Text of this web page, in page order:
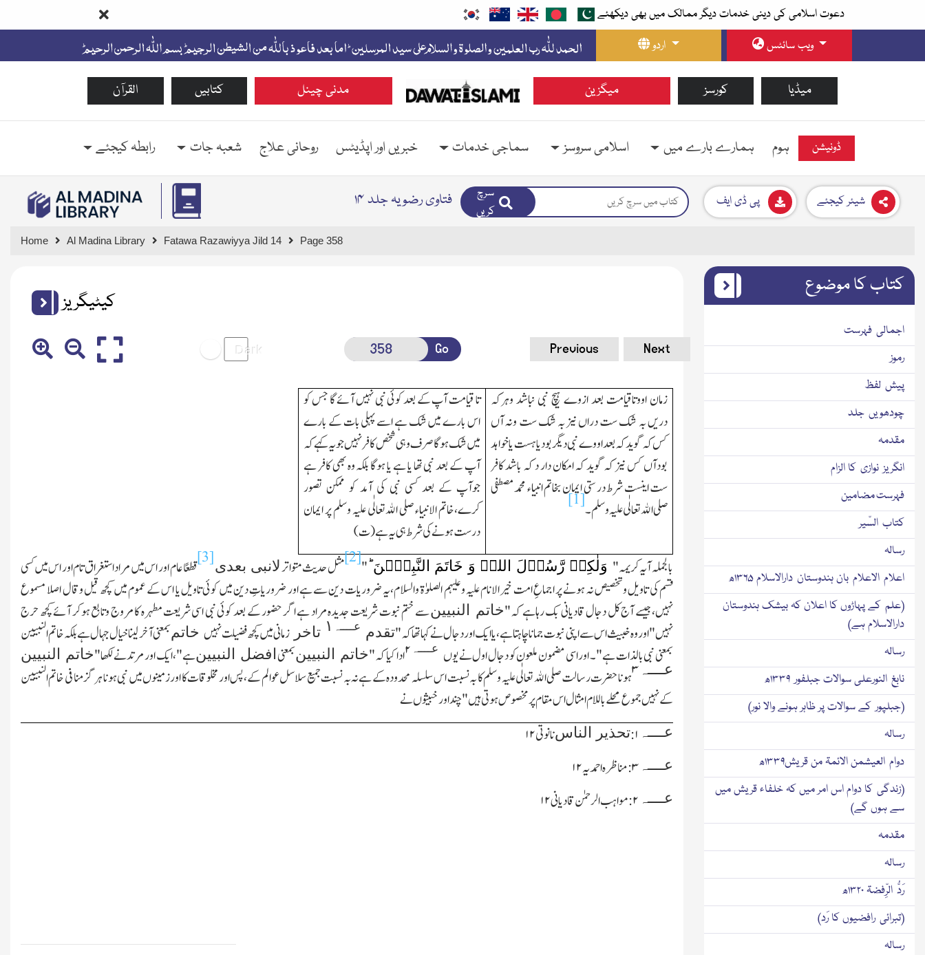
دعوت اسلامی کی دینی خدمات دیگر ممالک میں بھی دیکھئے
اردو
ویب سائٹس
القرآن کتابیں مدنی چینل میگزین کورسز میڈیا
ہوم ہمارے بارے میں اسلامی سروسز سماجی خدمات خبریں اور اپڈیٹس روحانی علاج شعبہ جات رابطہ کیجئے ڈونیشن
فتاوی رضویہ جلد ۱۴
سرچ
کریں
پی ڈی ایف شیئر کیجئے
Home Al Madina Library Fatawa Razawiyya Jild 14 Page 358
کیٹیگریز
Go Previous Next
زمان اووتاقیامت بعد ازوے ہیچ نبی نباشد وہرکہ
دریں بہ شك ست دراں نیز بہ شك ست ونہ آں
کس کہ گوید کہ بعد اووے نبی دیگر بودیا ہست یا خواہد
بودآں کس نیز کہ گوید کہ امکان دار د کہ باشد کافر
ست اینست شرط در ستی ایمان بخاتم انبیاء محمد مصطفی
صلی اﷲ تعالٰی علیہ وسلم۔[1]
تا قیامت آپ کے بعد کوئی نبی نہیں آئے گا جس کو
اس بارے میں شك ہے اسے پہلی بات کے بارے
میں شك ہوگا صرف وہی شخص کافر نہیں جو یہ کہے کہ
آپ کے بعد نبی تھا یا ہے یا ہوگا بلکہ وہ بھی کافر ہے
جوآپ کے بعد کسی نبی کی آمد کو ممکن تصور
کرے،خاتم الانبیاء صلی اﷲتعالٰی علیہ وسلم پر ایمان
درست ہونے کی شرط ہی یہ ہے(ت)
بالجملہ آیہ کریمہ" وَلٰکِنۡ رَّسُوۡلَ اللہِ وَ خَاتَمَ النَّبِیّٖنَ ؕ"
[2]مثل حدیث متواترلانبی بعدی[3]قطعًا عام اور اس میں مراد استغراق تام اور اس میں کسی
قسم کی تاویل وتخصیص نہ ہونے پر اجماعِ امت خیرالانام علیہ وعلیہم الصلوٰۃ والسلام،یہ ضروریات دین سے ہے اور ضروریاتِ دین میں کوئی تاویل یا اس کے عموم میں کچھ قیل وقال اصلا مسموع
نہیں،جیسے آج کل دجال قادیانی بك رہاہے کہ"خاتم النبیینسے ختم نبوت شریعت جدیدہ مراد ہے اگر حضور کے بعد کوئی نبی اسی شریعت مطہرہ کا مروج وتابع ہوکر آئے کچھ حرج
نہیں"اور وہ خبیث اس سے اپنی نبوت جمانا چاہتا ہے،یا ایك اور دجال نے کہا تھا کہ"تقدم عــــہ ۱ تاخر زمانی میں کچھ فضیلت نہیں خاتمبمعنی آخر لیناخیال جہال ہے بلکہ خاتم النبیین
بمعنی نبی بالذات ہے"۔ اور اسی مضمون ملعون کو دجال اول نے یوں عــــہ ۲ادا کیا کہ"خاتم النبیینبمعنیافضل النبیینہے"،ایك اور مرتدنے لکھا"خاتم النبیین
عــــہ ۳ہونا حضرت رسالت صلی اﷲ تعالٰی علیہ وسلم کا بہ نسبت اس سلسلہ محدودہ کے ہے نہ بہ نسبت جمیع سلاسل عوالم کے،پس اور مخلوقات کا اورزمینوں میں نبی ہونا ہرگز منافی خاتم النبیین
کے نہیں جموع محلے باللام امثال اس مقام پر مخصوص ہوتی ہیں"چند اور خبیثوں نے
عــــہ ۱: تحذیر الناسنانوتی۱۲
عــــہ ۳:مناظرہ احمدیہ ۱۲
عــــہ ۲:مواہب الرحمٰن قادیانی ۱۲
کتاب کا موضوع
اجمالی فہرست
رموز
پیش لفظ
چودھویں جلد
مقدمہ
انگریز نوازی کا الزام
فہرست مضامین
کتاب السّیر
رسالہ
اعلام الاعلام بان ہندوستان دارالاسلام ۱۳۶۵ھ
(علم کے پہاڑوں کا اعلان کہ بیشك ہندوستان
دارالاسلام ہے)
رسالہ
نابغ النورعلی سوالات جبلفور ۱۳۳۹ھ
(جبلپور کے سوالات پر ظاہر ہونے والا نور)
رسالہ
دوام العیشمن الائمۃ من قریش۱۳۳۹ھ
(زندگی کا دوام اس امر میں کہ خلفاء قریش میں
سے ہوں گے)
مقدمہ
رسالہ
رَدُّ الرِّفضۃ ۱۳۲۰ھ
(تبرائی رافضیوں کا رَد)
رسالہ